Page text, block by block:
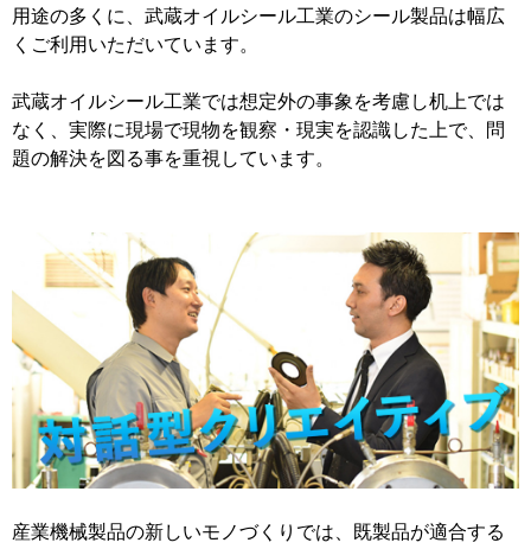
用途の多くに、武蔵オイルシール工業のシール製品は幅広
くご利用いただいています。
武蔵オイルシール工業では想定外の事象を考慮し机上では
なく、実際に現場で現物を観察・現実を認識した上で、問
題の解決を図る事を重視しています。
産業機械製品の新しいモノづくりでは、既製品が適合する